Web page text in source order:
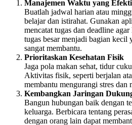
Manajemen Waktu yang
Buatlah jadwal harian atau
belajar dan istirahat. Gunakan
mencatat tugas dan deadline
tugas besar menjadi bagian kecil
sangat membantu.
Prioritaskan Kesehatan Fisik
Jaga pola makan sehat, tidur
Aktivitas fisik, seperti berjalan
membantu mengurangi stres dan
Kembangkan Jaringan
Bangun hubungan baik dengan
keluarga. Berbicara tentang
dengan orang lain dapat